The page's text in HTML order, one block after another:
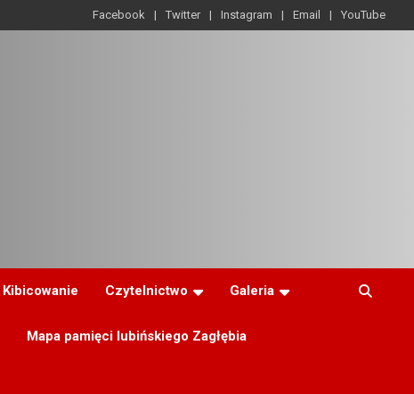
Facebook Twitter Instagram Email YouTube
Kibicowanie Czytelnictwo Galeria
Mapa pamięci lubińskiego Zagłębia